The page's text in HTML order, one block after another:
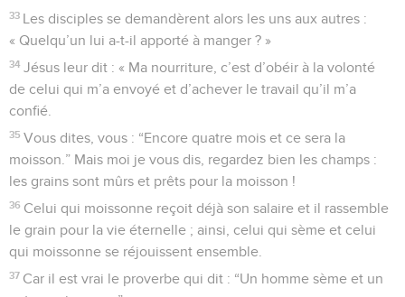
33 Les disciples se demandèrent alors les uns aux autres :
« Quelqu’un lui a-t-il apporté à manger ? »
34 Jésus leur dit : « Ma nourriture, c’est d’obéir à la volonté
de celui qui m’a envoyé et d’achever le travail qu’il m’a
confié.
35 Vous dites, vous : “Encore quatre mois et ce sera la
moisson.” Mais moi je vous dis, regardez bien les champs :
les grains sont mûrs et prêts pour la moisson !
36 Celui qui moissonne reçoit déjà son salaire et il rassemble
le grain pour la vie éternelle ; ainsi, celui qui sème et celui
qui moissonne se réjouissent ensemble.
37 Car il est vrai le proverbe qui dit : “Un homme sème et un